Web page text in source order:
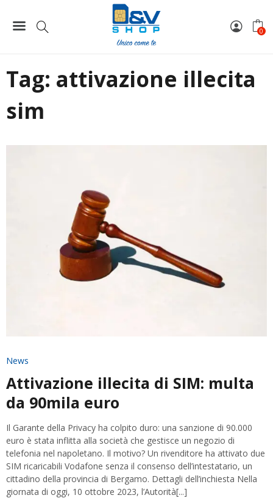
0
attivazione illecita sim
Tag: attivazione illecita
sim
News
Attivazione illecita di SIM: multa
da 90mila euro
Il Garante della Privacy ha colpito duro: una sanzione di 90.000
euro è stata inflitta alla società che gestisce un negozio di
telefonia nel napoletano. Il motivo? Un rivenditore ha attivato due
SIM ricaricabili Vodafone senza il consenso dell’intestatario, un
cittadino della provincia di Bergamo. Dettagli dell’inchiesta Nella
giornata di oggi, 10 ottobre 2023, l’Autorità[...]